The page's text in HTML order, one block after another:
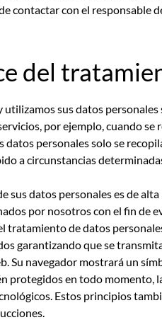
contactar con el responsable
del
utilizamos sus datos
por ejemplo, cuando
datos personales solo se
a circunstancias
sus datos personales es de
por nosotros con el fin de
tratamiento de datos
garantizando que se
Su navegador mostrará un
protegidos en todo momento,
Estos principios